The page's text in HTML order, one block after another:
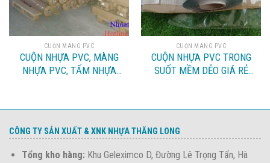
CUỘN MÀNG PVC
CUỘN NHỰA PVC, MÀNG
NHỰA PVC, TẤM NHỰA
CUỘN MÀNG PVC
CUỘN NHỰA PVC TRONG
SUỐT MỀM DẺO GIÁ RẺ
CÔNG TY SẢN XUẤT & XNK NHỰA THĂNG LONG
Tổng kho hàng: Khu Geleximco D, Đường Lê Trọng Tấn, Hà